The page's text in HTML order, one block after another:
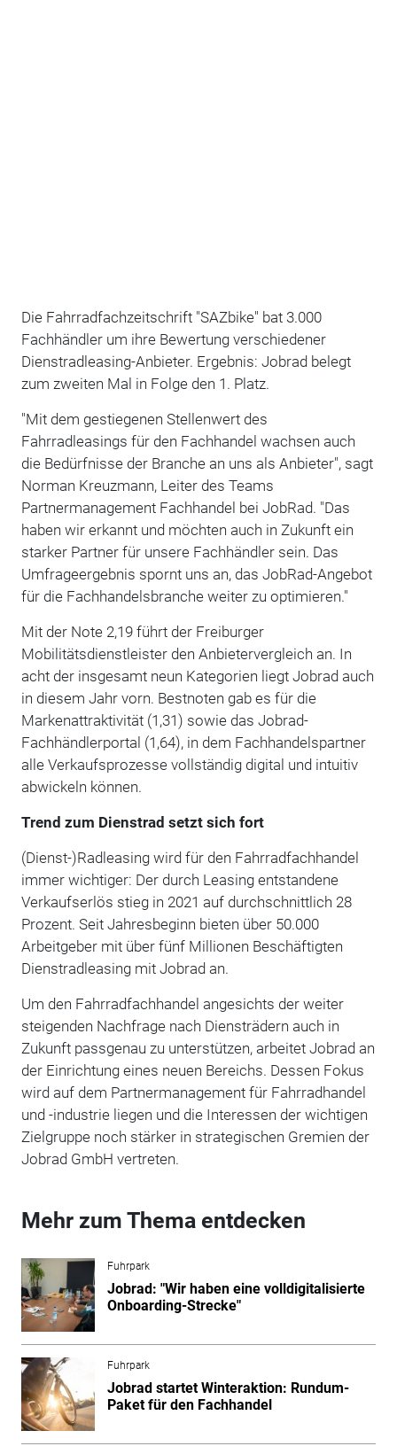
Die Fahrradfachzeitschrift "SAZbike" bat 3.000
Fachhändler um ihre Bewertung verschiedener
Dienstradleasing-Anbieter. Ergebnis: Jobrad belegt
zum zweiten Mal in Folge den 1. Platz.
"Mit dem gestiegenen Stellenwert des
Fahrradleasings für den Fachhandel wachsen auch
die Bedürfnisse der Branche an uns als Anbieter", sagt
Norman Kreuzmann, Leiter des Teams
Partnermanagement Fachhandel bei JobRad. "Das
haben wir erkannt und möchten auch in Zukunft ein
starker Partner für unsere Fachhändler sein. Das
Umfrageergebnis spornt uns an, das JobRad-Angebot
für die Fachhandelsbranche weiter zu optimieren."
Mit der Note 2,19 führt der Freiburger
Mobilitätsdienstleister den Anbietervergleich an. In
acht der insgesamt neun Kategorien liegt Jobrad auch
in diesem Jahr vorn. Bestnoten gab es für die
Markenattraktivität (1,31) sowie das Jobrad-
Fachhändlerportal (1,64), in dem Fachhandelspartner
alle Verkaufsprozesse vollständig digital und intuitiv
abwickeln können.
Trend zum Dienstrad setzt sich fort
(Dienst-)Radleasing wird für den Fahrradfachhandel
immer wichtiger: Der durch Leasing entstandene
Verkaufserlös stieg in 2021 auf durchschnittlich 28
Prozent. Seit Jahresbeginn bieten über 50.000
Arbeitgeber mit über fünf Millionen Beschäftigten
Dienstradleasing mit Jobrad an.
Um den Fahrradfachhandel angesichts der weiter
steigenden Nachfrage nach Diensträdern auch in
Zukunft passgenau zu unterstützen, arbeitet Jobrad an
der Einrichtung eines neuen Bereichs. Dessen Fokus
wird auf dem Partnermanagement für Fahrradhandel
und -industrie liegen und die Interessen der wichtigen
Zielgruppe noch stärker in strategischen Gremien der
Jobrad GmbH vertreten.
Mehr zum Thema entdecken
Fuhrpark
Jobrad: "Wir haben eine volldigitalisierte
Onboarding-Strecke"
Fuhrpark
Jobrad startet Winteraktion: Rundum-
Paket für den Fachhandel